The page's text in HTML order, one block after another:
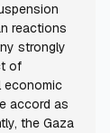
reactions
strongly
of
economic
accord as
the Gaza